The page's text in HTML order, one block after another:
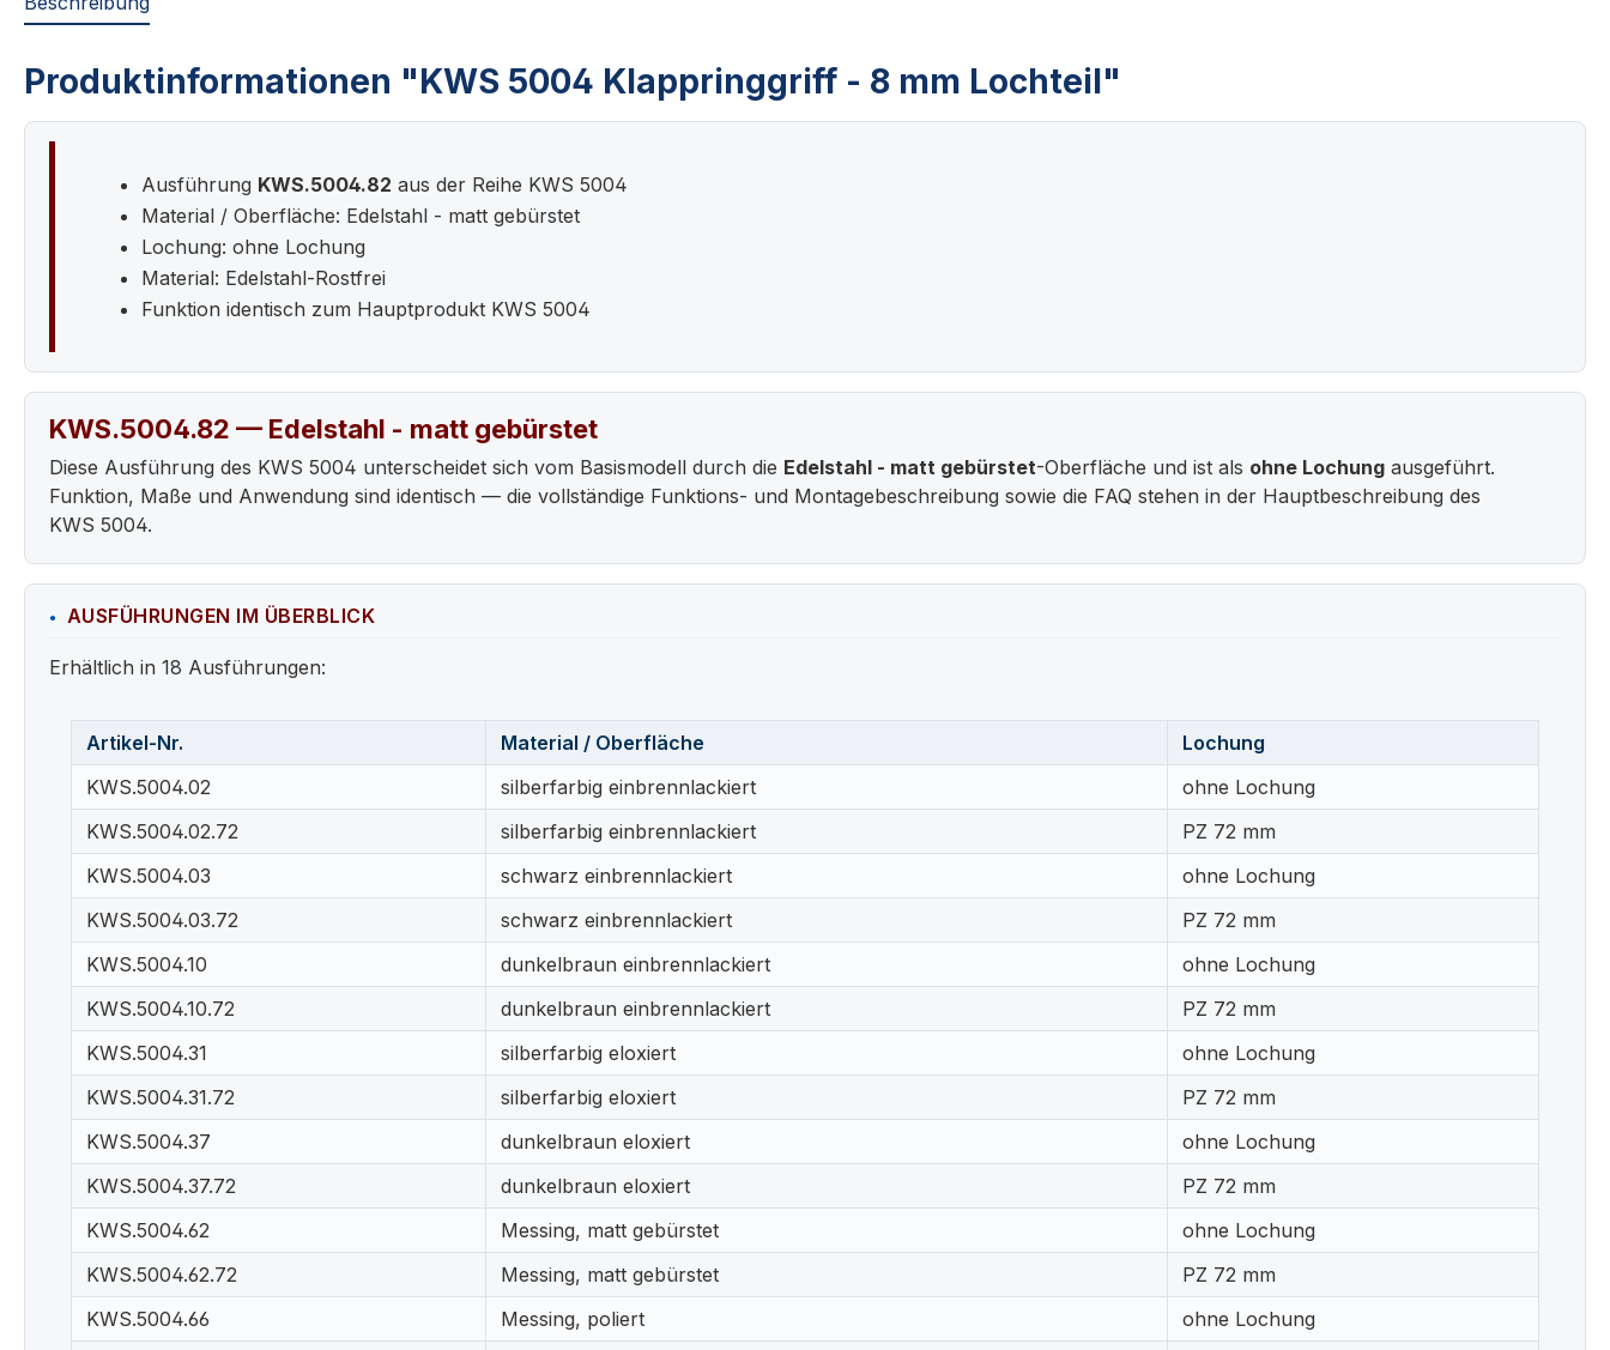
Produktinformationen "KWS 5004 Klappringgriff - 8 mm Lochteil"
Ausführung KWS.5004.82 aus der Reihe KWS 5004
Material / Oberfläche: Edelstahl - matt gebürstet
Lochung: ohne Lochung
Material: Edelstahl-Rostfrei
Funktion identisch zum Hauptprodukt KWS 5004
KWS.5004.82 — Edelstahl - matt gebürstet
Diese Ausführung des KWS 5004 unterscheidet sich vom Basismodell durch die Edelstahl - matt gebürstet-Oberfläche und ist als ohne Lochung ausgeführt.
Funktion, Maße und Anwendung sind identisch — die vollständige Funktions- und Montagebeschreibung sowie die FAQ stehen in der Hauptbeschreibung des
KWS 5004.
AUSFÜHRUNGEN IM ÜBERBLICK
Erhältlich in 18 Ausführungen:
Artikel-Nr. Material / Oberfläche
Lochung
KWS.5004.02
silberfarbig einbrennlackiert
ohne Lochung
KWS.5004.02.72
silberfarbig einbrennlackiert
PZ 72 mm
KWS.5004.03
schwarz einbrennlackiert
ohne Lochung
KWS.5004.03.72
schwarz einbrennlackiert
PZ 72 mm
KWS.5004.10
dunkelbraun einbrennlackiert
ohne Lochung
KWS.5004.10.72
dunkelbraun einbrennlackiert
PZ 72 mm
KWS.5004.31
silberfarbig eloxiert
ohne Lochung
KWS.5004.31.72
silberfarbig eloxiert
PZ 72 mm
KWS.5004.37
dunkelbraun eloxiert
ohne Lochung
KWS.5004.37.72
dunkelbraun eloxiert
PZ 72 mm
KWS.5004.62
Messing, matt gebürstet
ohne Lochung
KWS.5004.62.72
Messing, matt gebürstet
PZ 72 mm
KWS.5004.66
Messing, poliert
ohne Lochung